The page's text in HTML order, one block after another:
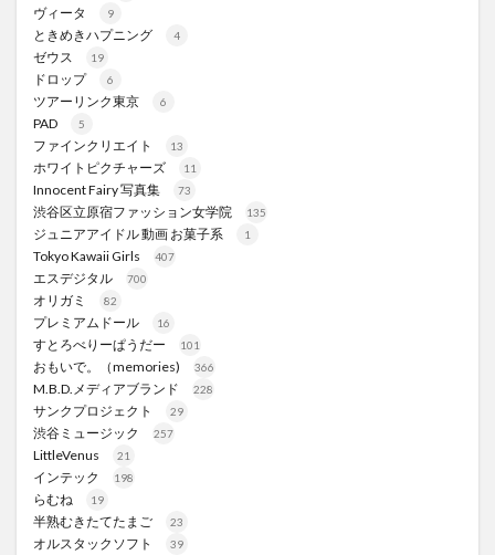
ヴィータ 9
ときめきハプニング 4
ゼウス 19
ドロップ 6
ツアーリンク東京 6
PAD 5
ファインクリエイト 13
ホワイトピクチャーズ 11
Innocent Fairy 写真集 73
渋谷区立原宿ファッション女学院 135
ジュニアアイドル 動画 お菓子系 1
Tokyo Kawaii Girls 407
エスデジタル 700
オリガミ 82
プレミアムドール 16
すとろべりーぱうだー 101
おもいで。（memories) 366
M.B.D.メディアブランド 228
サンクプロジェクト 29
渋谷ミュージック 257
LittleVenus 21
インテック 198
らむね 19
半熟むきたてたまご 23
オルスタックソフト 39